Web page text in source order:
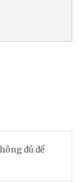
đủ để